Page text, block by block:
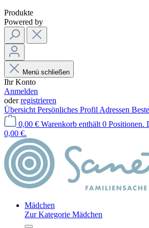
Produkte
Powered by
Menü schließen
Ihr Konto
Anmelden
oderregistrieren
Übersicht Persönliches Profil Adressen
0,00 € Warenkorb enthält 0 Positionen.
0,00 €.
Mädchen
Zur Kategorie Mädchen